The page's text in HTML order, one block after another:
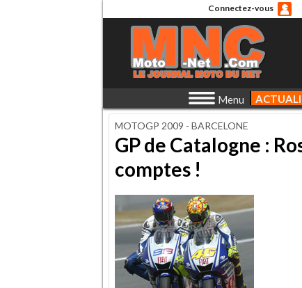
Connectez-vous
Menu
MOTOGP 2009 - BARCELONE
GP de Catalogne :
comptes !